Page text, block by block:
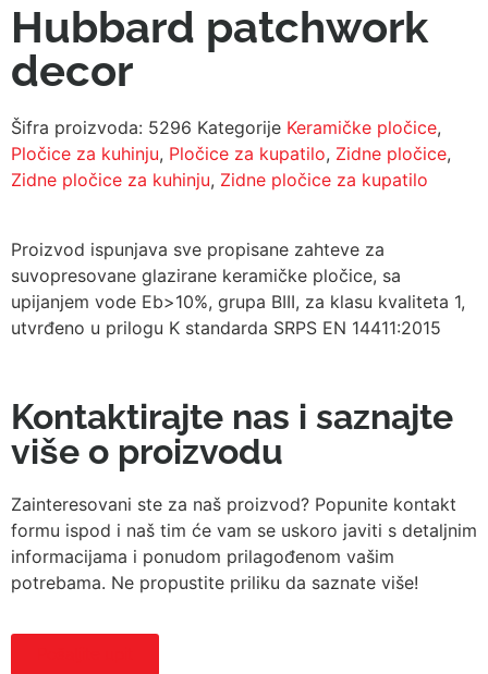
Hubbard patchwork
decor
Šifra proizvoda: 5296 Kategorije Keramičke pločice,
Pločice za kuhinju, Pločice za kupatilo, Zidne pločice,
Zidne pločice za kuhinju, Zidne pločice za kupatilo
Proizvod ispunjava sve propisane zahteve za
suvopresovane glazirane keramičke pločice, sa
upijanjem vode Eb>10%, grupa BIII, za klasu kvaliteta 1,
utvrđeno u prilogu K standarda SRPS EN 14411:2015
Kontaktirajte nas i saznajte
više o proizvodu
Zainteresovani ste za naš proizvod? Popunite kontakt
formu ispod i naš tim će vam se uskoro javiti s detaljnim
informacijama i ponudom prilagođenom vašim
potrebama. Ne propustite priliku da saznate više!